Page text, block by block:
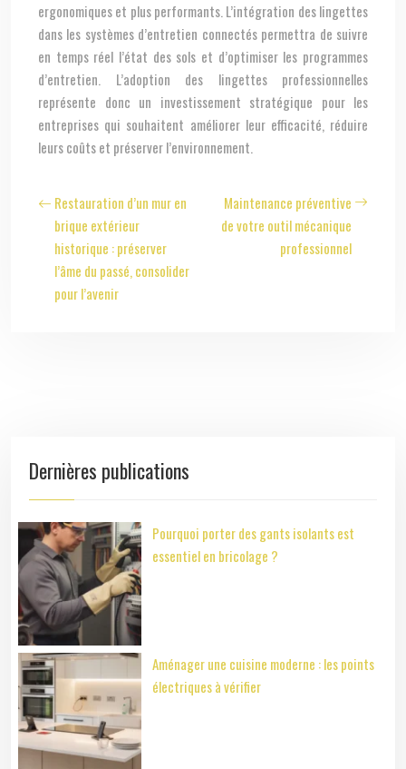
ergonomiques et plus performants. L’intégration des lingettes
dans les systèmes d’entretien connectés permettra de suivre
en temps réel l’état des sols et d’optimiser les programmes
d’entretien. L’adoption des lingettes professionnelles
représente donc un investissement stratégique pour les
entreprises qui souhaitent améliorer leur efficacité, réduire
leurs coûts et préserver l’environnement.
Restauration d’un mur en
brique extérieur
historique : préserver
l’âme du passé, consolider
pour l’avenir
Maintenance préventive
de votre outil mécanique
professionnel
Dernières publications
Pourquoi porter des gants isolants est
essentiel en bricolage ?
Aménager une cuisine moderne : les points
électriques à vérifier